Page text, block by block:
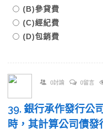
(B)參貸費
(C)經紀費
(D)包銷費
0討論 0留言
39. 銀行承作發行公
時，其計算公司債